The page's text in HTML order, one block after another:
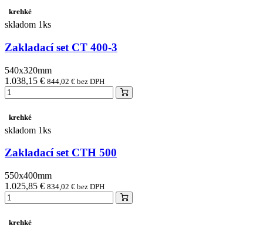
krehké
skladom 1ks
Zakladací set CT 400-3
540x320mm
1.038,15 € 844,02 € bez DPH
krehké
skladom 1ks
Zakladací set CTH 500
550x400mm
1.025,85 € 834,02 € bez DPH
krehké